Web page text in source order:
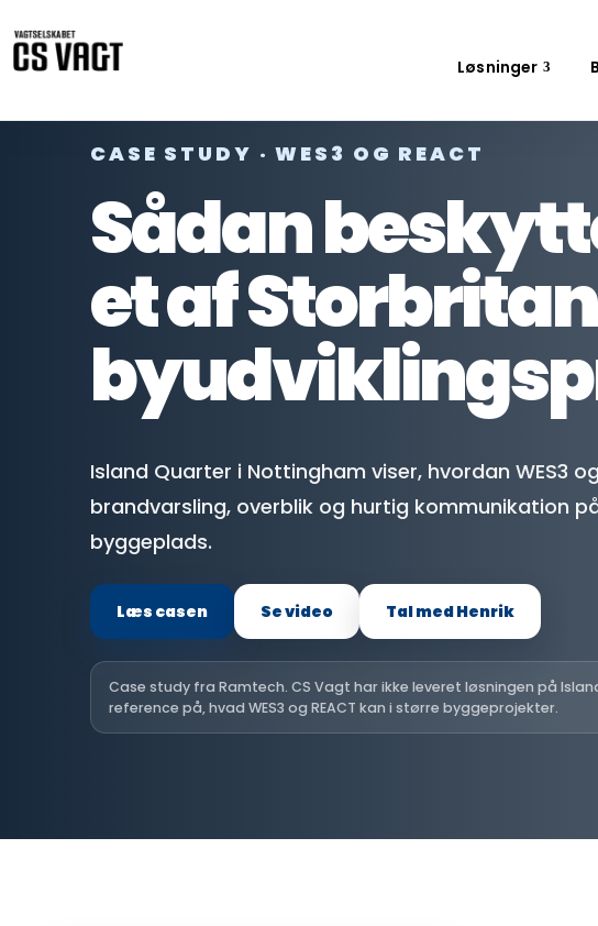
Løsninger
CASE STUDY · WES3 OG REACT
Sådan
et af
Island Quarter i Nottingham viser, hvordan WES3
brandvarsling, overblik og hurtig kommunikation
byggeplads.
Læs casen Se video Tal med Henrik
Case study fra Ramtech. CS Vagt har ikke leveret løsningen på
reference på, hvad WES3 og REACT kan i større byggeprojekter.